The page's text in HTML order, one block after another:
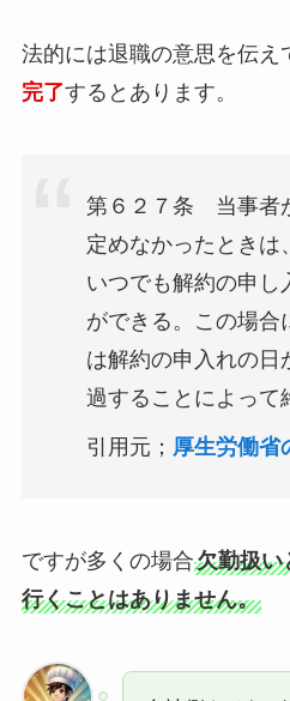
法的には退職の意思を伝え
完了するとあります。
第６２７条 当事者
定めなかったときは
いつでも解約の申し
ができる。この場合
は解約の申入れの日
過することによって
引用元； 厚生労働省
ですが多くの場合欠勤扱い
行くことはありません。